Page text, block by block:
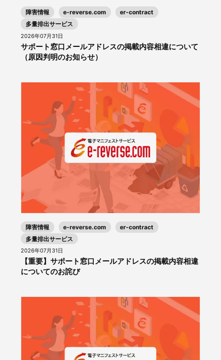
障害情報 e-reverse.com
er-contract
多量排出サービス
2026年07月31日
サポート窓口メールアドレスの掲載内容相違について
（原因判明のお知らせ）
障害情報 e-reverse.com
er-contract
多量排出サービス
2026年07月31日
【重要】サポート窓口メールアドレスの掲載内容相違
についてのお詫び